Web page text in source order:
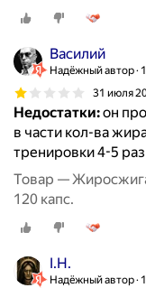
Василий
Надёжный автор
31 июля
Недостатки:он
в части кол-ва
тренировки 4-5
Товар —
120 капс.
I.H.
Надёжный автор